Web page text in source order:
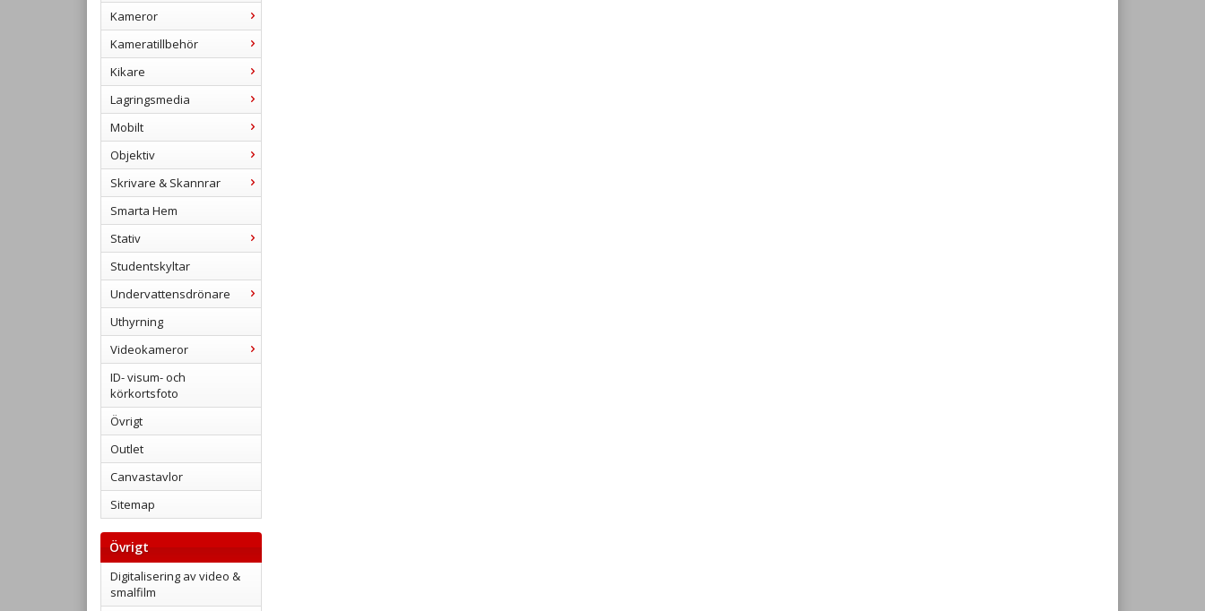
Kameror
Kameratillbehör
Kikare
Lagringsmedia
Mobilt
Objektiv
Skrivare & Skannrar
Smarta Hem
Stativ
Studentskyltar
Undervattensdrönare
Uthyrning
Videokameror
ID- visum- och
körkortsfoto
Övrigt
Outlet
Canvastavlor
Sitemap
Övrigt
Digitalisering av video &
smalfilm